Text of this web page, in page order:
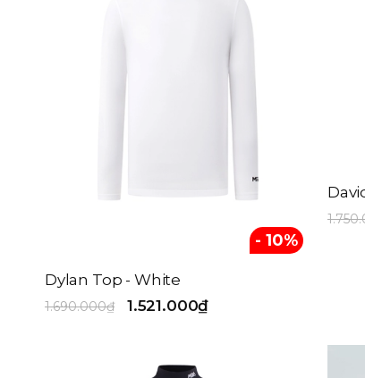
- 10%
Dylan Top - White
1.690.000₫ 1.521.000₫